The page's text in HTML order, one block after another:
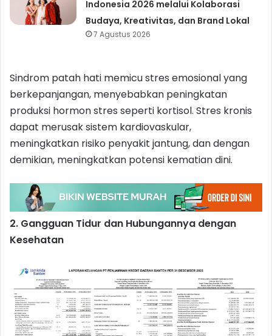
Indonesia 2026 melalui Kolaborasi
Budaya, Kreativitas, dan Brand Lokal
7 Agustus 2026
Sindrom patah hati memicu stres emosional yang
berkepanjangan, menyebabkan peningkatan
produksi hormon stres seperti kortisol. Stres kronis
dapat merusak sistem kardiovaskular,
meningkatkan risiko penyakit jantung, dan dengan
demikian, meningkatkan potensi kematian dini.
2. Gangguan Tidur dan Hubungannya dengan
Kesehatan